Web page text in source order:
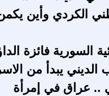
الكردي وأين
السورية فائزة
الديني يبدأ من
.. عراق في إمرأة